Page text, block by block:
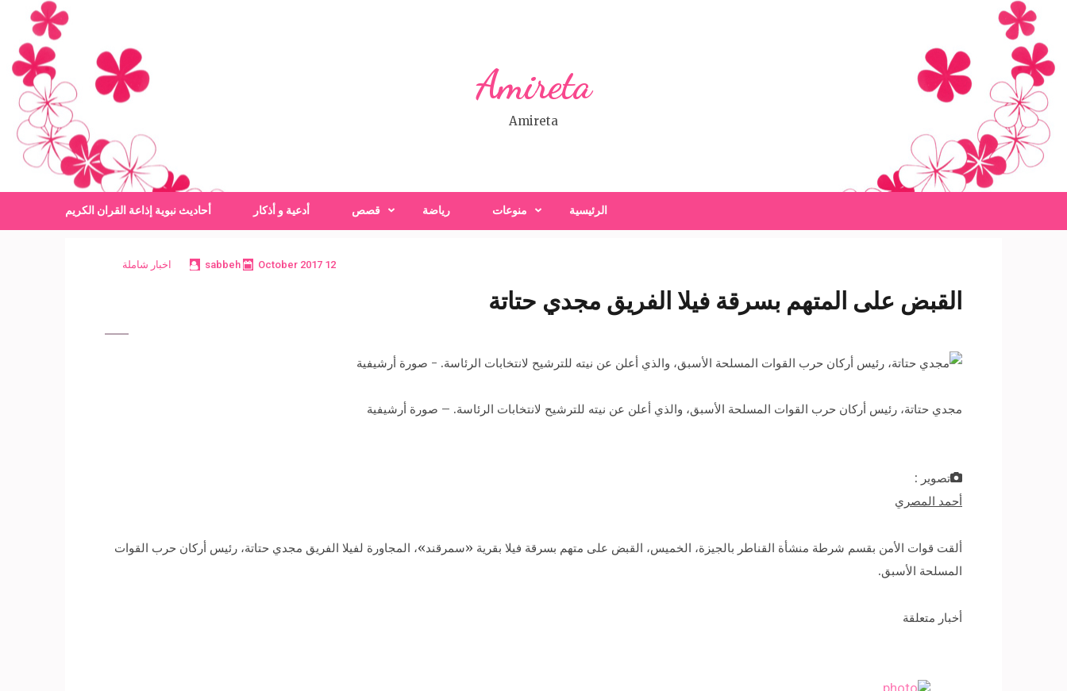
content
(Press
Enter)
Amireta
Amireta
الرئيسية منوعات رياضة قصص أدعية و أذكار أحاديث نبوية إذاعة القران الكريم
12 October 2017
sabbeh اخبار شاملة
القبض على المتهم بسرقة فيلا الفريق مجدي حتاتة
مجدي حتاتة، رئيس أركان حرب القوات المسلحة الأسبق، والذي أعلن عن نيته للترشيح لانتخابات الرئاسة. – صورة أرشيفية
تصوير :
أحمد المصري
ألقت قوات الأمن بقسم شرطة منشأة القناطر بالجيزة، الخميس، القبض على متهم بسرقة فيلا بقرية «سمرقند»، المجاورة لفيلا الفريق مجدي حتاتة، رئيس أركان حرب القوات
المسلحة الأسبق.
أخبار متعلقة